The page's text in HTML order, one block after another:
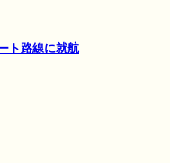
ト路線に就航